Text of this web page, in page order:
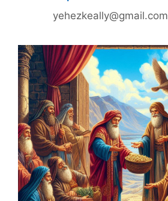
yehezkeally@gmail.com